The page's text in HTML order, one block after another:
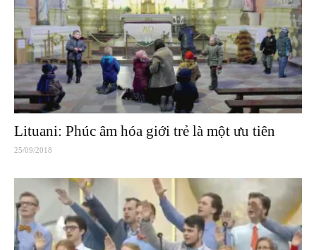
Lituani: Phúc âm hóa giới trẻ là một ưu tiên
25/09/2018